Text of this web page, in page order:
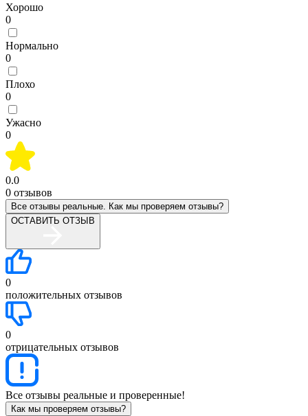
Хорошо
0
Нормально
0
Плохо
0
Ужасно
0
0.0
0 отзывов
Все отзывы реальные. Как мы проверяем отзывы?
ОСТАВИТЬ ОТЗЫВ
0
положительных отзывов
0
отрицательных отзывов
Все отзывы реальные и проверенные!
Как мы проверяем отзывы?